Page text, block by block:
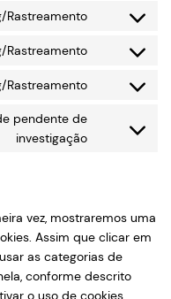
service
facebook
Rastreamento Consent
service
twitter
Rastreamento Consent
service
instagram
Rastreamento Consent
google-
recaptcha
pendente de
investigação
Consent
vez, mostraremos uma
Assim que clicar em
as categorias de
conforme descrito
o uso de cookies